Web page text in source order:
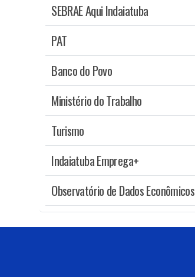
SEBRAE Aqui Indaiatuba
PAT
Banco do Povo
Ministério do Trabalho
Turismo
Indaiatuba Emprega+
Observatório de Dados Econômicos